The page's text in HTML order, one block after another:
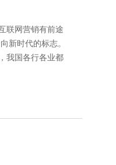
联网营销有前途
新时代的标志。
我国各行各业都